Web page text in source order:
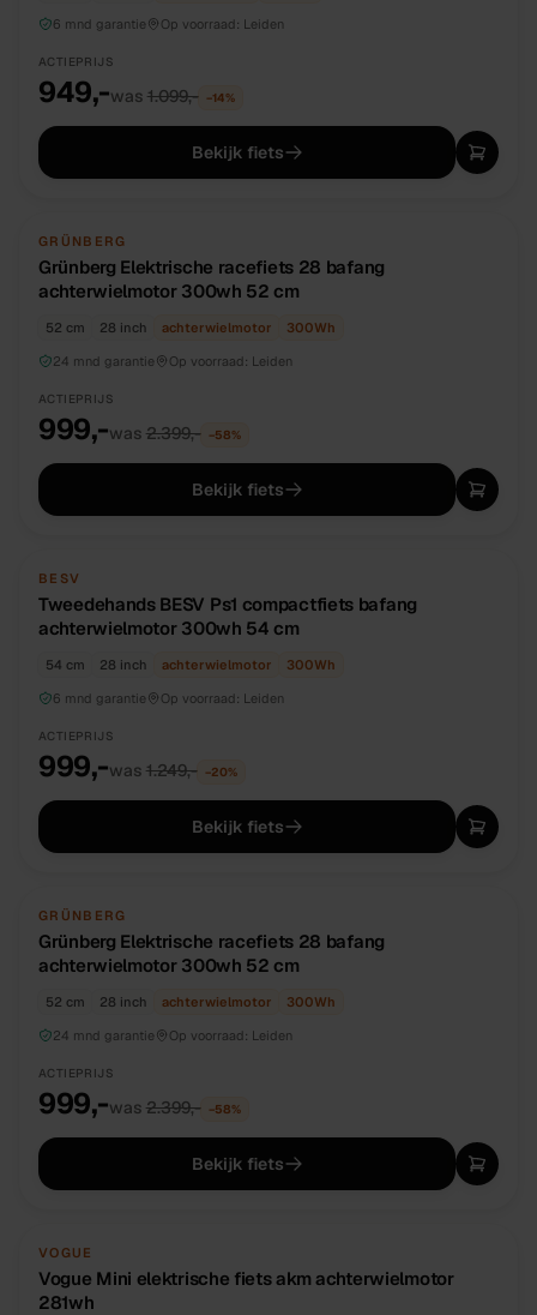
6 mnd garantie
Op voorraad: Leiden
ACTIEPRIJS
949,-was 1.099,- −14%
Bekijk fiets
NIEUW
GRÜNBERG
Grünberg Elektrische racefiets 28 bafang
achterwielmotor 300wh 52 cm
52 cm 28 inch achterwielmotor 300Wh
24 mnd garantie
Op voorraad: Leiden
ACTIEPRIJS
999,-was 2.399,- −58%
Bekijk fiets
TWEEDEHANDS
BESV
Tweedehands BESV Ps1 compactfiets bafang
achterwielmotor 300wh 54 cm
54 cm 28 inch achterwielmotor 300Wh
6 mnd garantie
Op voorraad: Leiden
ACTIEPRIJS
999,-was 1.249,- −20%
Bekijk fiets
NIEUW
GRÜNBERG
Grünberg Elektrische racefiets 28 bafang
achterwielmotor 300wh 52 cm
52 cm 28 inch achterwielmotor 300Wh
24 mnd garantie
Op voorraad: Leiden
ACTIEPRIJS
999,-was 2.399,- −58%
Bekijk fiets
NIEUW
VOGUE
Vogue Mini elektrische fiets akm achterwielmotor
281wh